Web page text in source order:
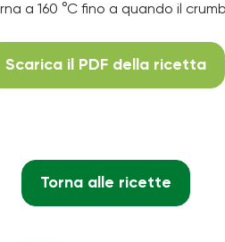
a 160 °C fino a quando il
Scarica il PDF della ricetta
Torna alle ricette